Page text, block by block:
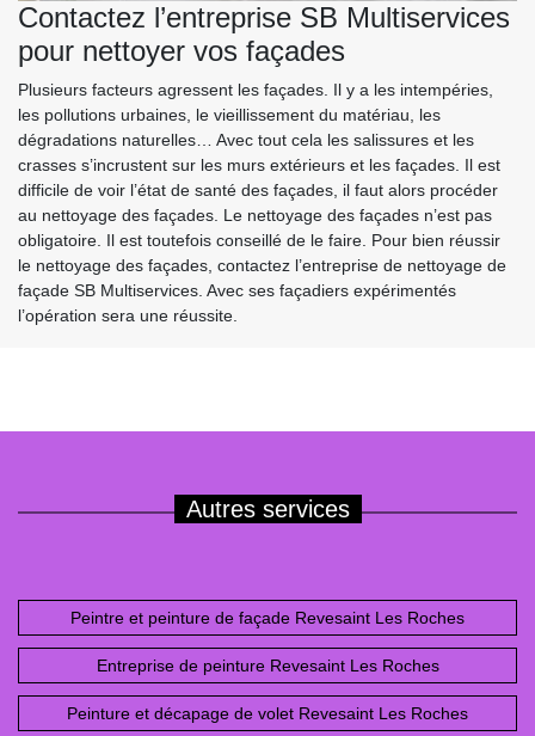
Contactez l’entreprise SB Multiservices
pour nettoyer vos façades
Plusieurs facteurs agressent les façades. Il y a les intempéries,
les pollutions urbaines, le vieillissement du matériau, les
dégradations naturelles… Avec tout cela les salissures et les
crasses s’incrustent sur les murs extérieurs et les façades. Il est
difficile de voir l’état de santé des façades, il faut alors procéder
au nettoyage des façades. Le nettoyage des façades n’est pas
obligatoire. Il est toutefois conseillé de le faire. Pour bien réussir
le nettoyage des façades, contactez l’entreprise de nettoyage de
façade SB Multiservices. Avec ses façadiers expérimentés
l’opération sera une réussite.
Autres services
Peintre et peinture de façade Revesaint Les Roches
Entreprise de peinture Revesaint Les Roches
Peinture et décapage de volet Revesaint Les Roches